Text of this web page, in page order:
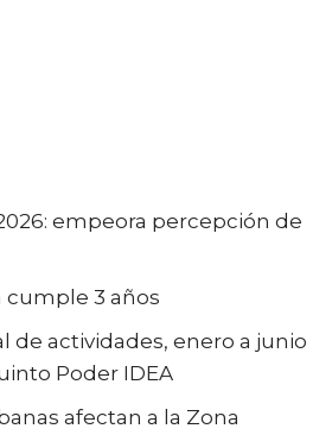
empeora percepción de
cumple 3 años
de actividades, enero a junio
Poder IDEA
afectan a la Zona